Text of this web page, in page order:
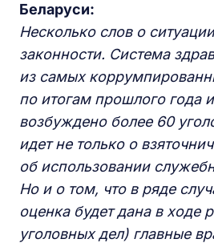
Беларуси:
Несколько слов о
законности. Система
из самых
по итогам прошлого года
возбуждено более 60
идет не только о
об использовании
Но и о том, что в ряде
оценка будет дана в ходе
уголовных дел) главные